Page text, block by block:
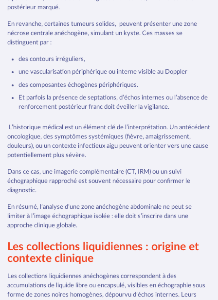
postérieur marqué.
En revanche, certaines tumeurs solides, peuvent présenter une zone
nécrose centrale anéchogène, simulant un kyste. Ces masses se
distinguent par :
des contours irréguliers,
une vascularisation périphérique ou interne visible au Doppler
des composantes échogènes périphériques.
Et parfois la présence de septations, d’échos internes ou l’absence de
renforcement postérieur franc doit éveiller la vigilance.
L’historique médical est un élément clé de l’interprétation. Un antécédent
oncologique, des symptômes systémiques (fièvre, amaigrissement,
douleurs), ou un contexte infectieux aigu peuvent orienter vers une cause
potentiellement plus sévère.
Dans ce cas, une imagerie complémentaire (CT, IRM) ou un suivi
échographique rapproché est souvent nécessaire pour confirmer le
diagnostic.
En résumé, l’analyse d’une zone anéchogène abdominale ne peut se
limiter à l’image échographique isolée : elle doit s’inscrire dans une
approche clinique globale.
Les collections liquidiennes : origine et
contexte clinique
Les collections liquidiennes anéchogènes correspondent à des
accumulations de liquide libre ou encapsulé, visibles en échographie sous
forme de zones noires homogènes, dépourvu d’échos internes. Leurs